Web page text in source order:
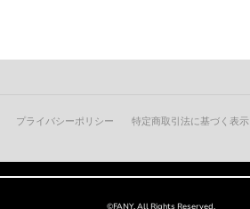
プライバシーポリシー 特定商取引法に基づく表示
©FANY, All Rights Reserved.